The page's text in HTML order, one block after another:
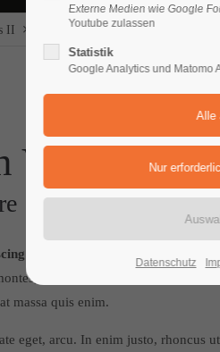
offer support for our customers
II Content Page v6
elit.
nascetur ridiculus mus. Donec
massa quis enim.
eget, arcu. In enim justo, rhoncus
Externe Medien wie Google
Youtube zulassen
Statistik
Google Analytics und Matomo
Datenschutz